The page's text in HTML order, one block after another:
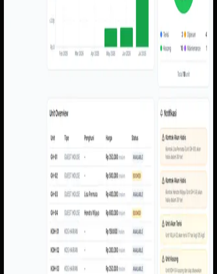
Dari screenshot yang tersedia, sistem mencakup dasbor
okupansi dan pendapatan, pemesanan, tenant, invoice,
unit, notifikasi kontrak, serta tampilan tenant untuk kontrak